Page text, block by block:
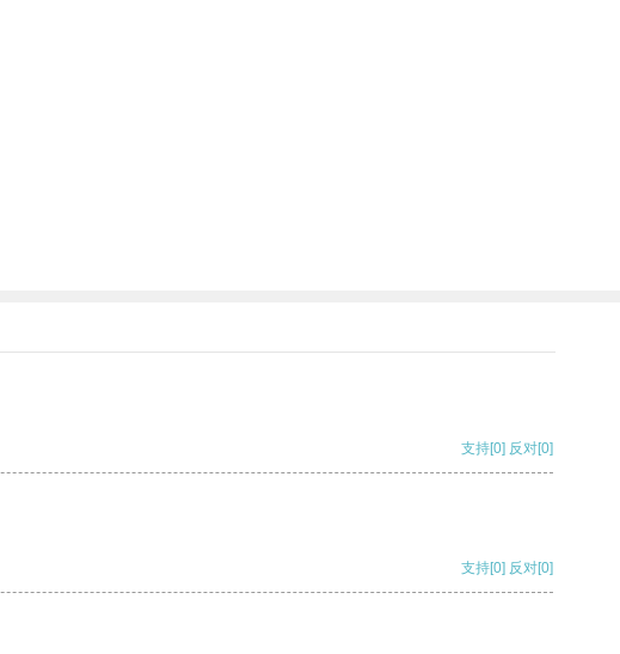
支持[0] 反对[0]
支持[0] 反对[0]